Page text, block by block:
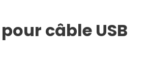
câble USB